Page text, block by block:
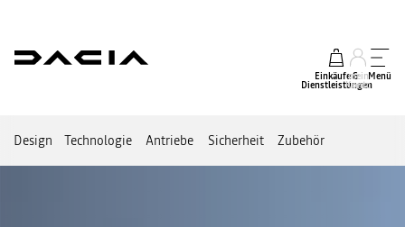
Einkäufe &
Dienstleistungen
mein
Konto
Menü
Design Technologie Antriebe Sicherheit Zubehör